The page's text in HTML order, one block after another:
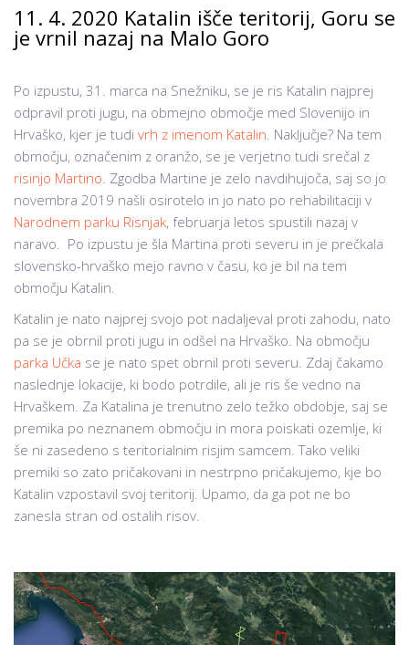
11. 4. 2020 Katalin išče teritorij, Goru se
je vrnil nazaj na Malo Goro
Po izpustu, 31. marca na Snežniku, se je ris Katalin najprej
odpravil proti jugu, na obmejno območje med Slovenijo in
Hrvaško, kjer je tudi vrh z imenom Katalin. Naključje? Na tem
območju, označenim z oranžo, se je verjetno tudi srečal z
risinjo Martino. Zgodba Martine je zelo navdihujoča, saj so jo
novembra 2019 našli osirotelo in jo nato po rehabilitaciji v
Narodnem parku Risnjak, februarja letos spustili nazaj v
naravo. Po izpustu je šla Martina proti severu in je prečkala
slovensko-hrvaško mejo ravno v času, ko je bil na tem
območju Katalin.
Katalin je nato najprej svojo pot nadaljeval proti zahodu, nato
pa se je obrnil proti jugu in odšel na Hrvaško. Na območju
parka Učka se je nato spet obrnil proti severu. Zdaj čakamo
naslednje lokacije, ki bodo potrdile, ali je ris še vedno na
Hrvaškem. Za Katalina je trenutno zelo težko obdobje, saj se
premika po neznanem območju in mora poiskati ozemlje, ki
še ni zasedeno s teritorialnim risjim samcem. Tako veliki
premiki so zato pričakovani in nestrpno pričakujemo, kje bo
Katalin vzpostavil svoj teritorij. Upamo, da ga pot ne bo
zanesla stran od ostalih risov.